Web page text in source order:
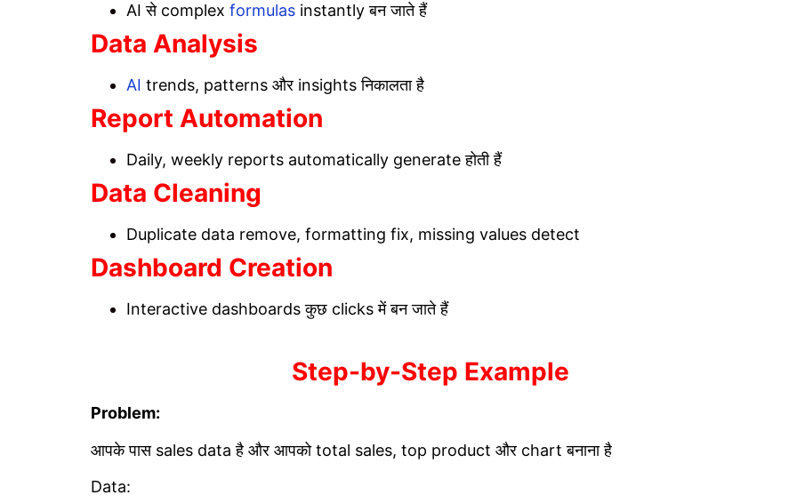
AI से complex formulas instantly बन जाते हैं
Data Analysis
AI trends, patterns और insights निकालता है
Report Automation
Daily, weekly reports automatically generate होती हैं
Data Cleaning
Duplicate data remove, formatting fix, missing values detect
Dashboard Creation
Interactive dashboards कुछ clicks में बन जाते हैं
Step-by-Step Example
Problem:
आपके पास sales data है और आपको total sales, top product और chart बनाना है
Data: